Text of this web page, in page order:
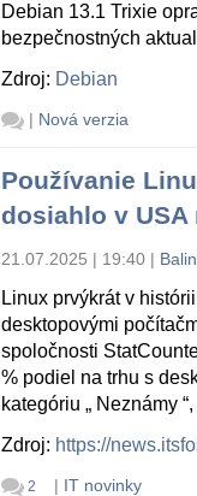
Debian 13.1 Trixie
bezpečnostných
Zdroj: Debian
| Nová verzia
Používanie
dosiahlo v
21.07.2025 | 19:40 |
Linux prvýkrát v
desktopovými
spoločnosti
% podiel na trhu s
kategóriu „ Neznámy
Zdroj: https://
2 | IT novinky